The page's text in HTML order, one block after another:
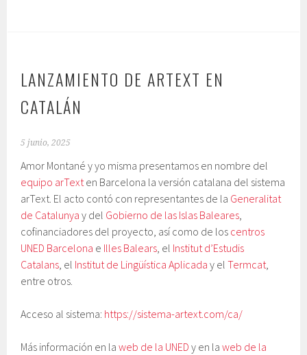
LANZAMIENTO DE ARTEXT EN
CATALÁN
5 junio, 2025
Amor Montané y yo misma presentamos en nombre del
equipo arText en Barcelona la versión catalana del sistema
arText. El acto contó con representantes de la Generalitat
de Catalunya y del Gobierno de las Islas Baleares
cofinanciadores del proyecto, así como de los centros
UNED Barcelona e Illes Balears , el Institut d’Estudis
Catalans , el Institut de Lingüística Aplicada y elTermcat
entre otros.
Acceso al sistema: https://sistema-artext.com/ca/
Más información en laweb de la UNED y en laweb de la